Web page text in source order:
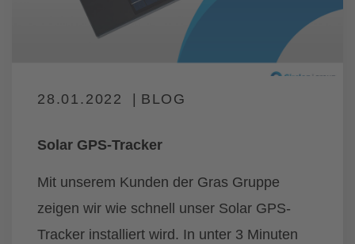
28.01.2022 BLOG
Solar GPS-Tracker
Mit unserem Kunden der Gras Gruppe
zeigen wir wie schnell unser Solar GPS-
Tracker installiert wird. In unter 3 Minuten